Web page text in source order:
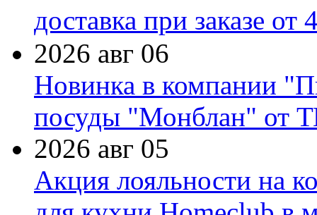
доставка при заказе от
2026 авг 06
Новинка в компании
посуды "Монблан" от
2026 авг 05
Акция лояльности на